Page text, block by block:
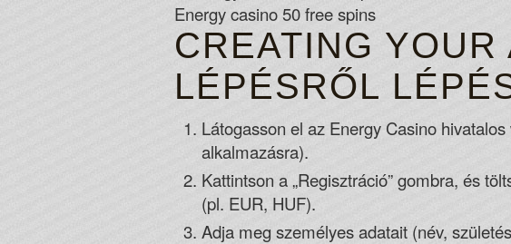
Energy casino 50 free spins
CREATING
LÉPÉSRŐL
Látogasson el az Energy Casino
alkalmazásra).
Kattintson a „Regisztráció” gombra, és
(pl. EUR, HUF).
Adja meg személyes adatait (név,